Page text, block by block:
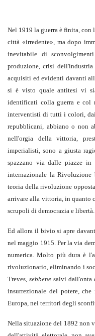
Nel 1919 la guerra è finita,
città «irredente», ma dopo
inevitabile di
produzione, crisi
acquisiti ed evidenti davanti
si è visto quale antitesi vi
identificati colla guerra e col
interventisti di tutti i colori,
repubblicani, abbiano o non
nell'orgia della vittoria,
imperialisti, sono a giusta
spazzano via dalle piazze
internazionale la
teoria della rivoluzione
arrivare alla vittoria, in quanto
scrupoli di democrazia e libertà.
Ed allora il bivio si apre
nel maggio 1915. Per la via
numerica. Molto più dura è
rivoluzionario, eliminando i
Treves, sebbene salvi dall'onta
insurrezionale del potere,
Europa, nei territori degli
Nella situazione del 1892 non